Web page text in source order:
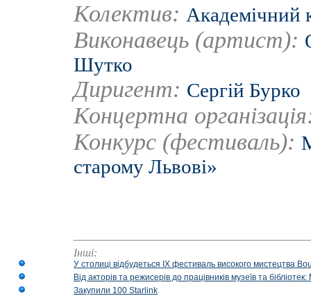
Колектив: Академічний
Виконавець (артист):
Шутко
Диригент: Сергій Бурко
Концертна
Конкурс (фестиваль):
старому Львові»
Інші:
У столиці відбудеться IX фестиваль високого мистецтва
Від акторів та режисерів до працівників музеїв та
Закупили 100 Starlink